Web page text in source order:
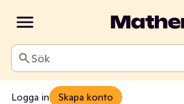
Sök
Logga in Skapa konto